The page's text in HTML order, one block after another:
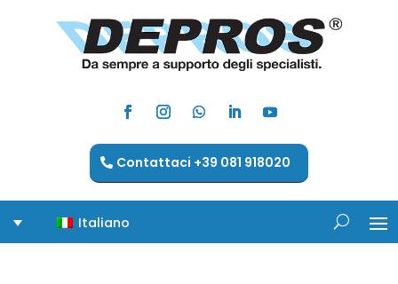
Contattaci +39 081 918020
Italiano